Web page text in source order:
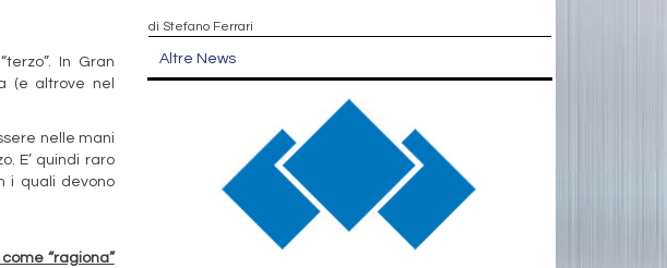
In Gran
(e altrove nel
nelle mani
E’ quindi raro
i quali devono
“ragiona”
di Stefano Ferrari
Altre News